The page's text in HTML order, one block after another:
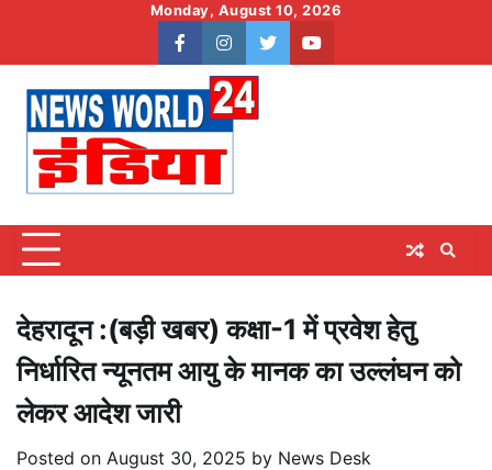
content
Monday, August 10, 2026
facebookinstagram
twitteryoutube
देहरादून :(बड़ी खबर) कक्षा-1 में प्रवेश हेतु
निर्धारित न्यूनतम आयु के मानक का उल्लंघन को
लेकर आदेश जारी
Posted on August 30, 2025 by News Desk